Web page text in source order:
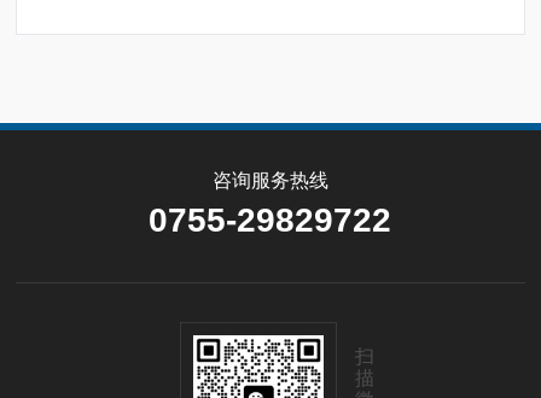
咨询服务热线
0755-29829722
扫
描